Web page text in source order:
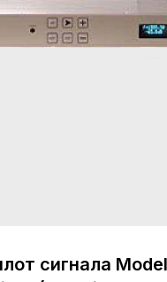
сигнала